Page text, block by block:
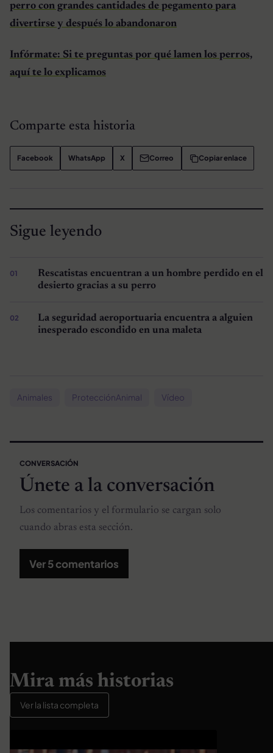
perro con grandes cantidades de pegamento para
divertirse y después lo abandonaron
Infórmate: Si te preguntas por qué lamen los perros,
aquí te lo explicamos
Comparte esta historia
Facebook WhatsApp X Correo Copiar enlace
Sigue leyendo
Rescatistas encuentran a un hombre perdido en el
desierto gracias a su perro
La seguridad aeroportuaria encuentra a alguien
inesperado escondido en una maleta
Animales ProtecciónAnimal Vídeo
CONVERSACIÓN
Únete a la conversación
Los comentarios y el formulario se cargan solo
cuando abras esta sección.
Ver 5 comentarios
Mira más historias
Ver la lista completa